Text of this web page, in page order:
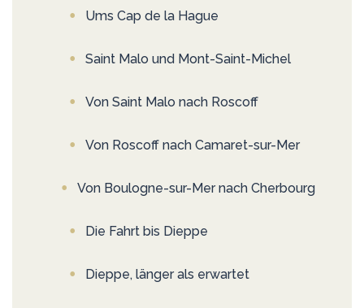
Ums Cap de la Hague
Saint Malo und Mont-Saint-Michel
Von Saint Malo nach Roscoff
Von Roscoff nach Camaret-sur-Mer
Von Boulogne-sur-Mer nach Cherbourg
Die Fahrt bis Dieppe
Dieppe, länger als erwartet